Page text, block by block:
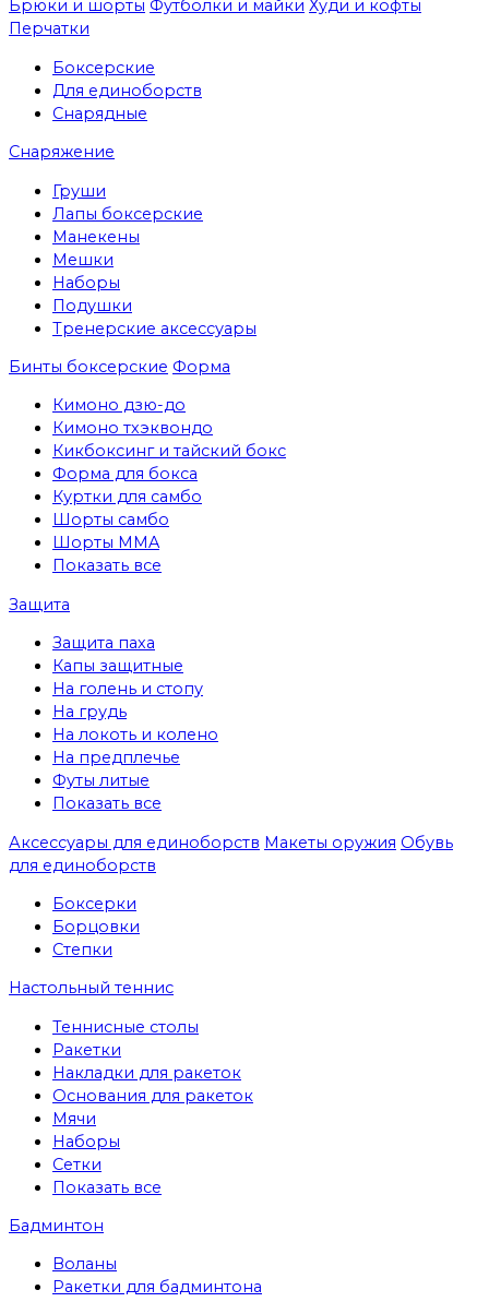
Брюки и шорты Футболки и майки Худи и кофты
Перчатки
Боксерские
Для единоборств
Снарядные
Снаряжение
Груши
Лапы боксерские
Манекены
Мешки
Наборы
Подушки
Тренерские аксессуары
Бинты боксерские Форма
Кимоно дзю-до
Кимоно тхэквондо
Кикбоксинг и тайский бокс
Форма для бокса
Куртки для самбо
Шорты самбо
Шорты MMA
Показать все
Защита
Защита паха
Капы защитные
На голень и стопу
На грудь
На локоть и колено
На предплечье
Футы литые
Показать все
Аксессуары для единоборств Макеты оружия Обувь
для единоборств
Боксерки
Борцовки
Степки
Настольный теннис
Теннисные столы
Ракетки
Накладки для ракеток
Основания для ракеток
Мячи
Наборы
Сетки
Показать все
Бадминтон
Воланы
Ракетки для бадминтона